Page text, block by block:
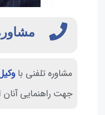
مشاوره تلفنی با
جهت راهنمایی آنان